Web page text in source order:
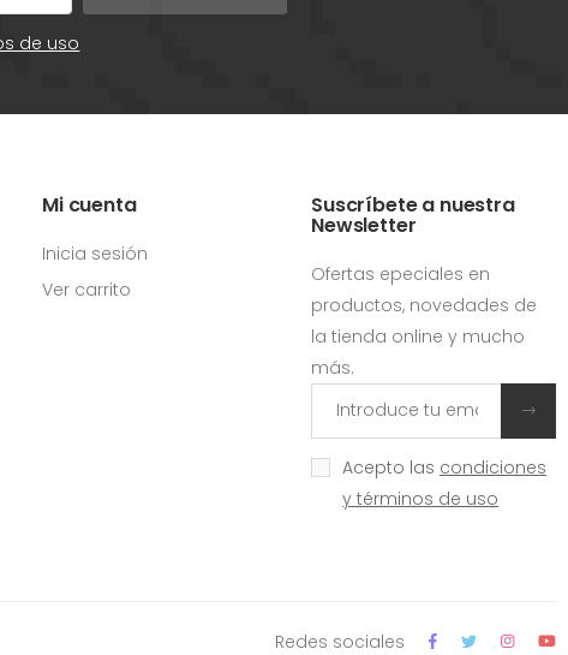
de uso
Mi cuenta
Inicia sesión
Ver carrito
Suscríbete a nuestra
Newsletter
Ofertas epeciales en
productos, novedades de
la tienda online y mucho
más.
Acepto las condiciones
y términos de uso
Redes sociales